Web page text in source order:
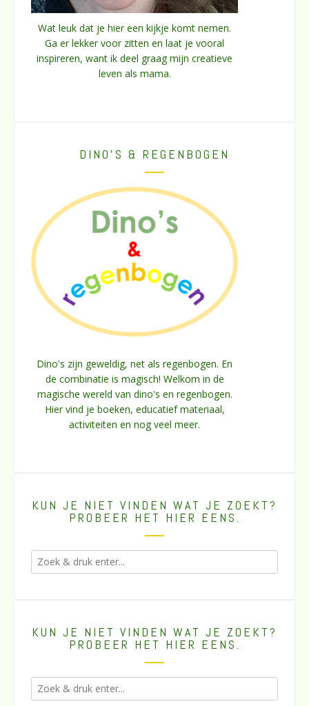
Wat leuk dat je hier een kijkje komt nemen.
Ga er lekker voor zitten en laat je vooral
inspireren, want ik deel graag mijn creatieve
leven als mama.
DINO’S & REGENBOGEN
Dino's zijn geweldig, net als regenbogen. En
de combinatie is magisch! Welkom in de
magische wereld van dino's en regenbogen.
Hier vind je boeken, educatief materiaal,
activiteiten en nog veel meer.
KUN JE NIET VINDEN WAT JE ZOEKT?
PROBEER HET HIER EENS.
KUN JE NIET VINDEN WAT JE ZOEKT?
PROBEER HET HIER EENS.